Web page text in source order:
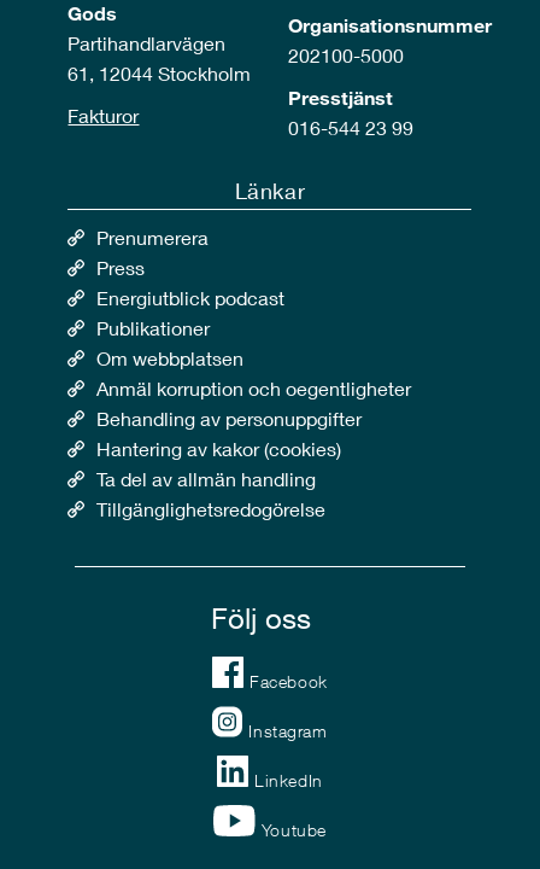
Gods
Partihandlarvägen
61, 12044 Stockholm
Fakturor
Organisationsnummer
202100-5000
Presstjänst
016-544 23 99
Länkar
Prenumerera
Press
Energiutblick podcast
Publikationer
Om webbplatsen
Anmäl korruption och oegentligheter
Behandling av personuppgifter
Hantering av kakor (cookies)
Ta del av allmän handling
Tillgänglighetsredogörelse
Följ oss
Facebook
Instagram
LinkedIn
Youtube